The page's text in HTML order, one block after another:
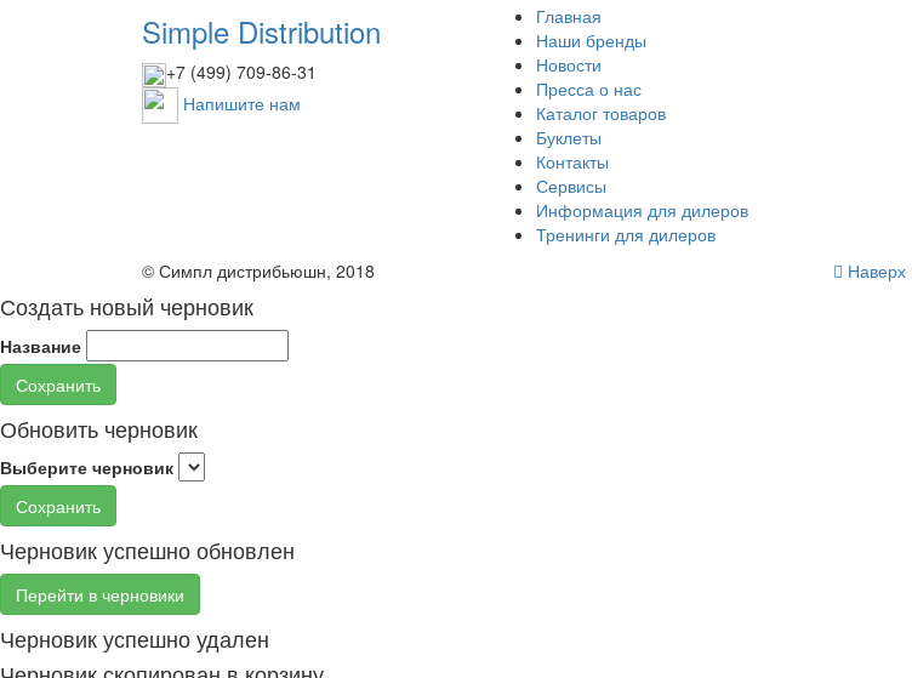
Главная
Наши бренды
Новости
Пресса о нас
Каталог товаров
Буклеты
Контакты
Сервисы
Информация для дилеров
Тренинги для дилеров
Simple Distribution
+7 (499) 709-86-31
Напишите нам
© Симпл дистрибьюшн, 2018 Наверх
Создать новый черновик
Название
Сохранить
Обновить черновик
Выберите черновик
Сохранить
Черновик успешно обновлен
Перейти в черновики
Черновик успешно удален